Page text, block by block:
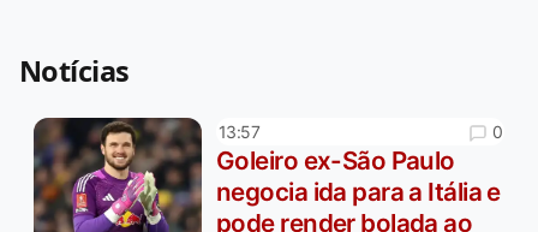
Notícias
13:57 0
Goleiro ex-São Paulo
negocia ida para a Itália e
pode render bolada ao